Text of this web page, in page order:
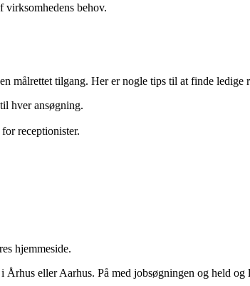
behov.
målrettet tilgang. Her er nogle tips til at finde ledige
hver ansøgning.
receptionister.
hjemmeside.
Århus eller Aarhus. På med jobsøgningen og held og